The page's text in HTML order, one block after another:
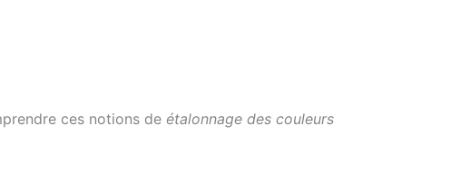
ces notions de étalonnage des couleurs